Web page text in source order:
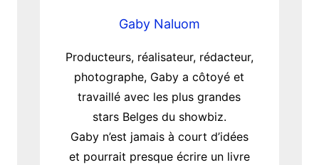
Gaby Naluom
Producteurs, réalisateur, rédacteur,
photographe, Gaby a côtoyé et
travaillé avec les plus grandes
stars Belges du showbiz.
Gaby n’est jamais à court d’idées
et pourrait presque écrire un livre